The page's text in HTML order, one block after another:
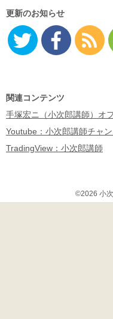
更新のお知らせ
関連コンテンツ
手塚宏ニ（小次郎講師）オ
Youtube：小次郎講師チャ
TradingView：小次郎講師
©2026 小